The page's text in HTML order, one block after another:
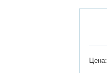
Цена: